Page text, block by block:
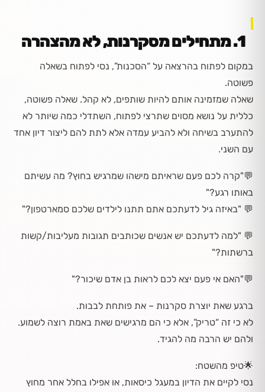
1. מתחילים מסקרנות, לא מהצהרה
במקום לפתוח בהרצאה על “הסכנות”, נסי לפתוח בשאלה
פשוטה.
שאלה שמזמינה אותם להיות שותפים, לא קהל. שאלה פשוטה,
כללית על נושא מסוים שתרצי לפתוח, השתדלי כמה שיותר לא
להתערב בשיחה ולא להביע עמדה אלא לתת להם ליצור דיון אחד
עם השני.
💬"קרה לכם פעם שראיתם מישהו שמרגיש בחוץ? מה עשיתם
באותו רגע?"
💬 "באיזה גיל לדעתכם אתם תתנו לילדים שלכם סמארטפון?"
💬 "למה לדעתכם יש אנשים שכותבים תגובות מעליבות/קשות
ברשתות?"
💬"האם אי פעם יצא לכם לראות בן אדם שיכור?"
ברגע שאת יוצרת סקרנות – את פותחת לבבות.
לא כי זה “טריק”, אלא כי הם מרגישים שאת באמת רוצה לשמוע.
ולהם יש הרבה מה להגיד.
🌟טיפ מהשטח:
נסי לקיים את הדיון במעגל כיסאות, או אפילו בחלל אחר מחוץ